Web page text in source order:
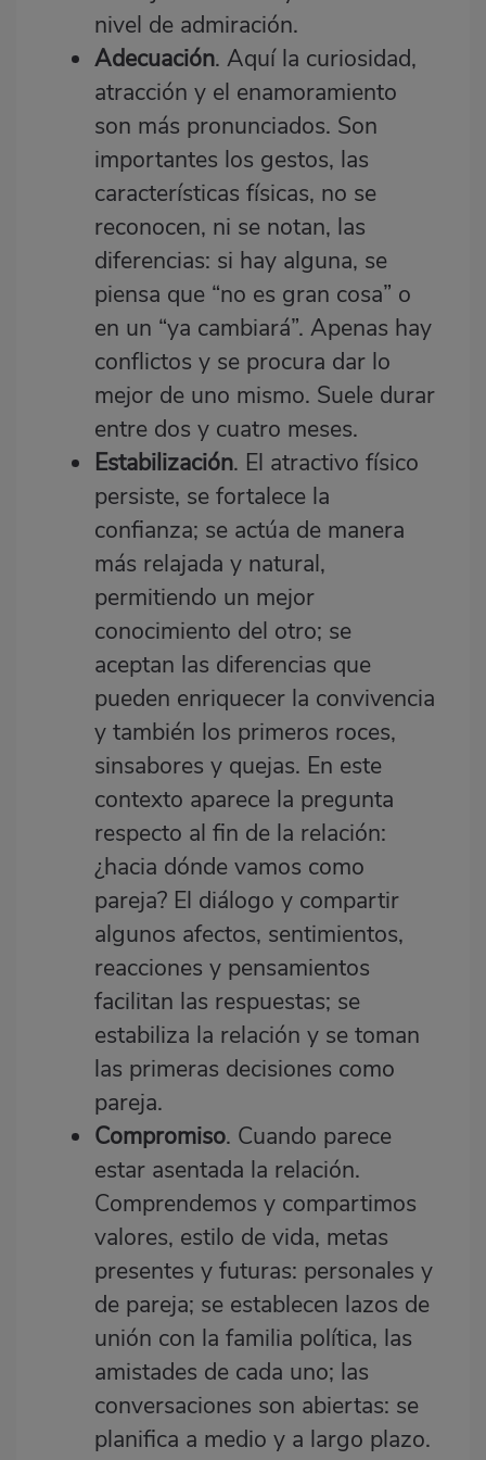
nivel de admiración.
Adecuación. Aquí la curiosidad,
atracción y el enamoramiento
son más pronunciados. Son
importantes los gestos, las
características físicas, no se
reconocen, ni se notan, las
diferencias: si hay alguna, se
piensa que “no es gran cosa” o
en un “ya cambiará”. Apenas hay
conflictos y se procura dar lo
mejor de uno mismo. Suele durar
entre dos y cuatro meses.
Estabilización. El atractivo físico
persiste, se fortalece la
confianza; se actúa de manera
más relajada y natural,
permitiendo un mejor
conocimiento del otro; se
aceptan las diferencias que
pueden enriquecer la convivencia
y también los primeros roces,
sinsabores y quejas. En este
contexto aparece la pregunta
respecto al fin de la relación:
¿hacia dónde vamos como
pareja? El diálogo y compartir
algunos afectos, sentimientos,
reacciones y pensamientos
facilitan las respuestas; se
estabiliza la relación y se toman
las primeras decisiones como
pareja.
Compromiso. Cuando parece
estar asentada la relación.
Comprendemos y compartimos
valores, estilo de vida, metas
presentes y futuras: personales y
de pareja; se establecen lazos de
unión con la familia política, las
amistades de cada uno; las
conversaciones son abiertas: se
planifica a medio y a largo plazo.